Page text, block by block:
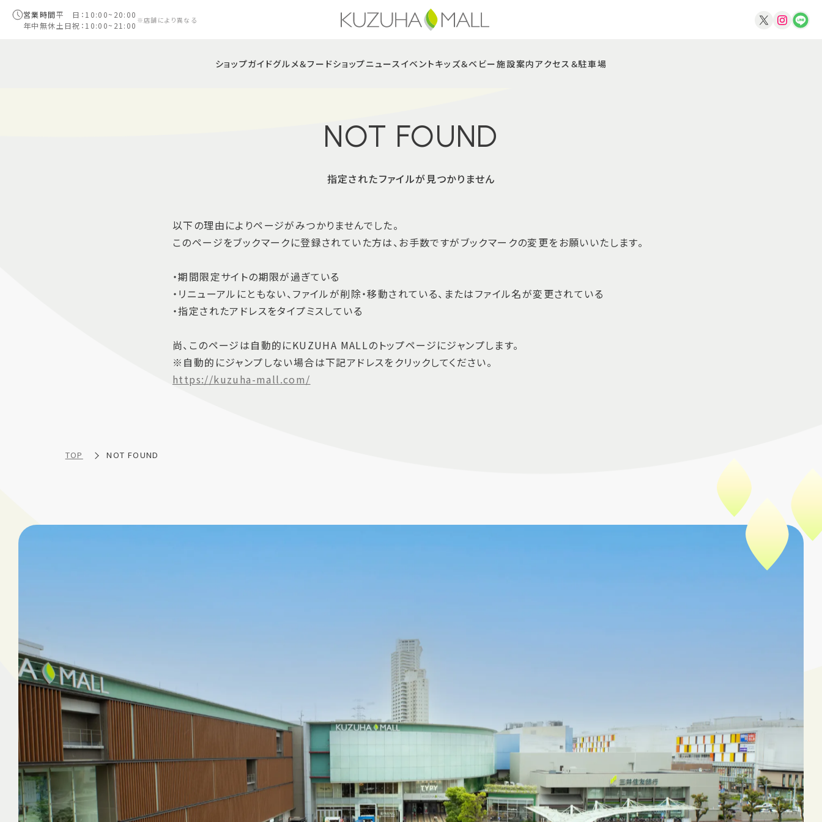
営業時間平 日：10:00~20:00
年中無休土日祝：10:00~21:00 ※店舗により異なる
ショップガイドグルメ＆フードショップニュース イベントキッズ＆ベビー施設案内アクセス＆駐車場
NOT FOUND
指定されたファイルが見つかりません
以下の理由によりページがみつかりませんでした。
このページをブックマークに登録されていた方は、お手数ですがブックマークの変更をお願いいたします。
・期間限定サイトの期限が過ぎている
・リニューアルにともない、ファイルが削除・移動されている、またはファイル名が変更されている
・指定されたアドレスをタイプミスしている
尚、このページは自動的にKUZUHA MALLのトップページにジャンプします。
※自動的にジャンプしない場合は下記アドレスをクリックしてください。
https://kuzuha-mall.com/
TOP NOT FOUND